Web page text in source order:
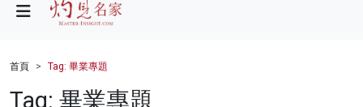
財經
首頁 Tag: 畢業專題
Tag: 畢業專題